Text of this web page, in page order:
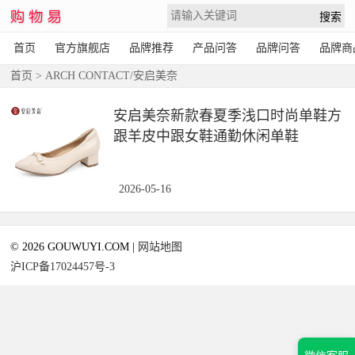
首页 官方旗舰店 品牌推荐 产品问答 品牌问答 品牌商
首页 > ARCH CONTACT/安启美奈
安启美奈新款春夏季浅口时尚单鞋方
跟羊皮中跟女鞋通勤休闲单鞋
2026-05-16
© 2026 GOUWUYI.COM |
网站地图
沪ICP备17024457号-3